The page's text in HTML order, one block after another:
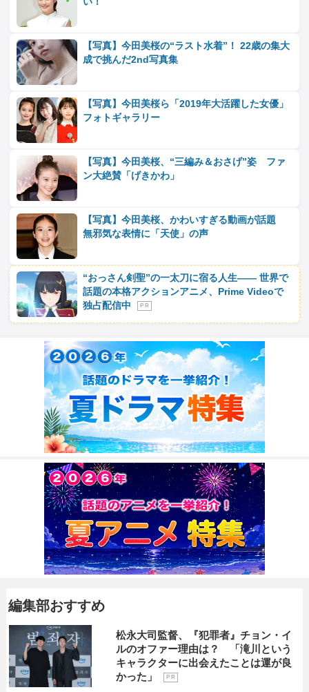
【写真】今田美桜の“ラスト水着”！ 22歳の集大
成で挑んだ2nd写真集
【写真】今田美桜ら「2019年大活躍した女優」
フォトギャラリー
【写真】今田美桜、“三編み＆おさげ”姿 ファ
ン大絶賛「げきかわ」
【写真】今田美桜、かわいすぎる動画が話題
無邪気な表情に「天使」の声
“おっさん剣聖”の一太刀に宿る人生―― 世界で
話題の本格アクションアニメ、Prime Videoで
独占配信中
P R
編集部おすすめ
松永大司監督、『犯罪者』チョン・イ
ルのオファー理由は？ 「滝川という
キャラクターに出会えたことは運が良
かった」
P R